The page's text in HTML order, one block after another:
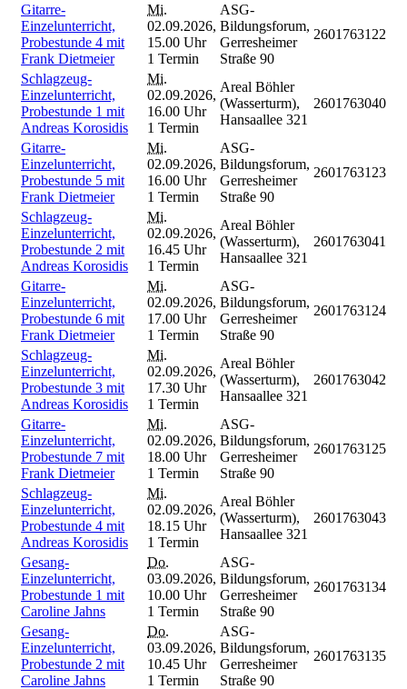
Gitarre-
Einzelunterricht,
Probestunde 4 mit
Frank Dietmeier
Mi.
02.09.2026,
15.00 Uhr
1 Termin
ASG-
Bildungsforum,
Gerresheimer
Straße 90
2601763122
Schlagzeug-
Einzelunterricht,
Probestunde 1 mit
Andreas Korosidis
Mi.
02.09.2026,
16.00 Uhr
1 Termin
Areal Böhler
(Wasserturm),
Hansaallee 321
2601763040
Gitarre-
Einzelunterricht,
Probestunde 5 mit
Frank Dietmeier
Mi.
02.09.2026,
16.00 Uhr
1 Termin
ASG-
Bildungsforum,
Gerresheimer
Straße 90
2601763123
Schlagzeug-
Einzelunterricht,
Probestunde 2 mit
Andreas Korosidis
Mi.
02.09.2026,
16.45 Uhr
1 Termin
Areal Böhler
(Wasserturm),
Hansaallee 321
2601763041
Gitarre-
Einzelunterricht,
Probestunde 6 mit
Frank Dietmeier
Mi.
02.09.2026,
17.00 Uhr
1 Termin
ASG-
Bildungsforum,
Gerresheimer
Straße 90
2601763124
Schlagzeug-
Einzelunterricht,
Probestunde 3 mit
Andreas Korosidis
Mi.
02.09.2026,
17.30 Uhr
1 Termin
Areal Böhler
(Wasserturm),
Hansaallee 321
2601763042
Gitarre-
Einzelunterricht,
Probestunde 7 mit
Frank Dietmeier
Mi.
02.09.2026,
18.00 Uhr
1 Termin
ASG-
Bildungsforum,
Gerresheimer
Straße 90
2601763125
Schlagzeug-
Einzelunterricht,
Probestunde 4 mit
Andreas Korosidis
Mi.
02.09.2026,
18.15 Uhr
1 Termin
Areal Böhler
(Wasserturm),
Hansaallee 321
2601763043
Gesang-
Einzelunterricht,
Probestunde 1 mit
Caroline Jahns
Do.
03.09.2026,
10.00 Uhr
1 Termin
ASG-
Bildungsforum,
Gerresheimer
Straße 90
2601763134
Gesang-
Einzelunterricht,
Probestunde 2 mit
Caroline Jahns
Do.
03.09.2026,
10.45 Uhr
1 Termin
ASG-
Bildungsforum,
Gerresheimer
Straße 90
2601763135